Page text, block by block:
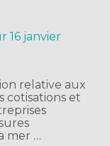
16 janvier
relative aux
cotisations et
mer …